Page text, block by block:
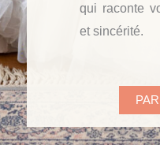
qui raconte
et sincérité.